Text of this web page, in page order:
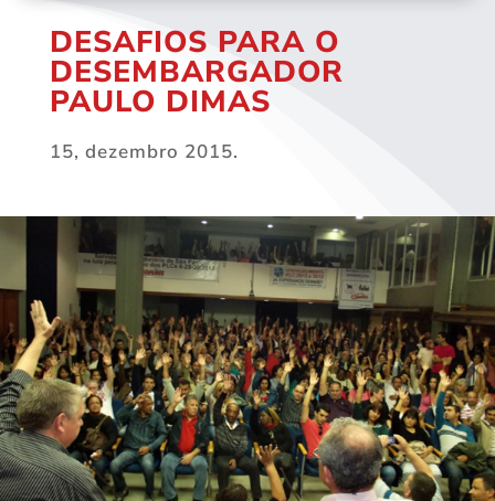
DESAFIOS PARA O
DESEMBARGADOR
PAULO DIMAS
15, dezembro 2015.